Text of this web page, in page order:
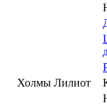
Холмы Лилиот